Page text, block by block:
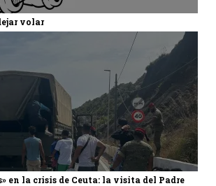
volar
en la crisis de Ceuta: la visita del Padre